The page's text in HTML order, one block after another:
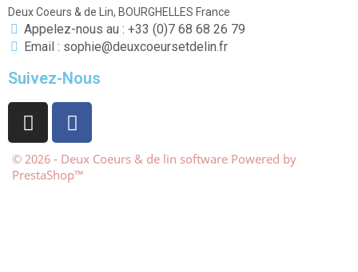
Deux Coeurs & de Lin, BOURGHELLES France
Appelez-nous au : +33 (0)7 68 68 26 79
Email : sophie@deuxcoeursetdelin.fr
Suivez-Nous
© 2026 - Deux Coeurs & de lin software Powered by
PrestaShop™